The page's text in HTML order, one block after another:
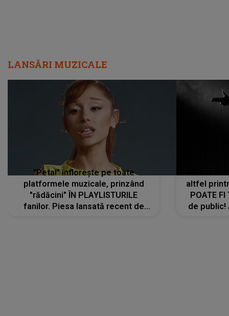
LANSĂRI MUZICALE
"Petal" înflorește pe toate
platformele muzicale, prinzând
"rădăcini" ÎN PLAYLISTURILE
fanilor. Piesa lansată recent de
altfel
POATE FI
de public!